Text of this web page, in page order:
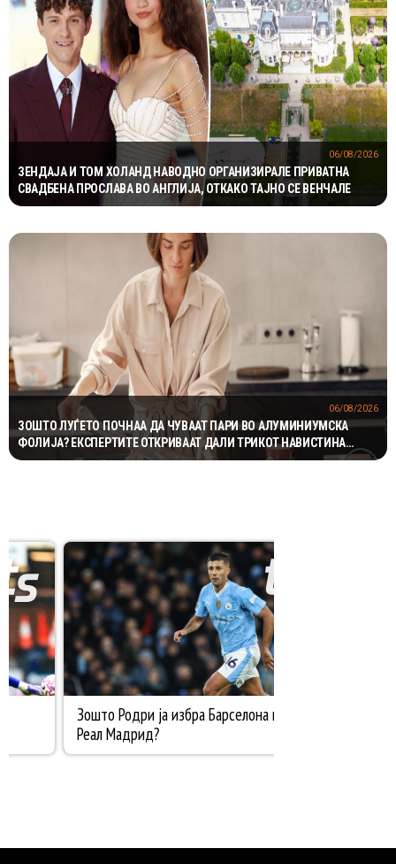
ЗЕНДАЈА И ТОМ ХОЛАНД НАВОДНО ОРГАНИЗИРАЛЕ ПРИВАТНА
СВАДБЕНА ПРОСЛАВА ВО АНГЛИЈА, ОТКАКО ТАЈНО СЕ ВЕНЧАЛЕ
06/08/2026
ЗОШТО ЛУЃЕТО ПОЧНАА ДА ЧУВААТ ПАРИ ВО АЛУМИНИУМСКА
ФОЛИЈА? ЕКСПЕРТИТЕ ОТКРИВААТ ДАЛИ ТРИКОТ НАВИСТИНА
ФУНКЦИОНИРА
06/08/2026